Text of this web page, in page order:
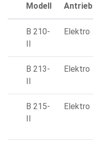
Modell Antrieb
B 210-
II
Elektro
B 213-
II
Elektro
B 215-
II
Elektro